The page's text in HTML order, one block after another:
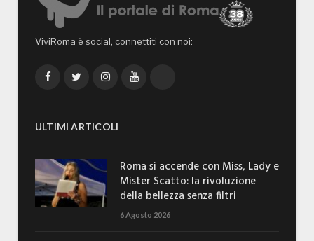
ViviRoma è social, connettiti con noi:
FacebookTwitterInstagramYouTube
ULTIMI ARTICOLI
Roma si accende con Miss, Lady e
Mister Scatto: la rivoluzione
della bellezza senza filtri
6 Agosto 2026